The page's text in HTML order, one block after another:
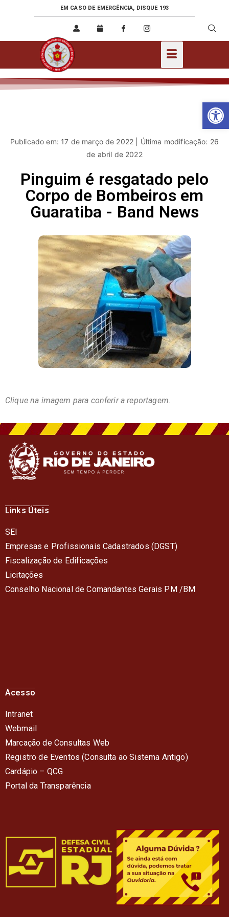
EM CASO DE EMERGÊNCIA, DISQUE 193
Publicado em: 17 de março de 2022 | Última modificação: 26
de abril de 2022
Pinguim é resgatado pelo
Corpo de Bombeiros em
Guaratiba - Band News
Clique na imagem para conferir a reportagem.
Links Úteis
SEI
Empresas e Profissionais Cadastrados (DGST)
Fiscalização de Edificações
Licitações
Conselho Nacional de Comandantes Gerais PM /BM
Acesso
Intranet
Webmail
Marcação de Consultas Web
Registro de Eventos (Consulta ao Sistema Antigo)
Cardápio – QCG
Portal da Transparência